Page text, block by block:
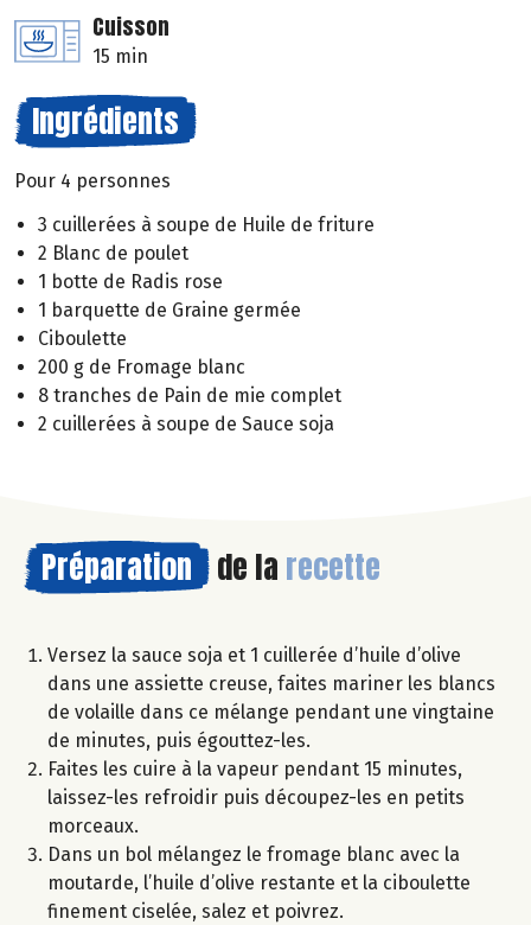
Cuisson
15 min
Ingrédients
Pour 4 personnes
3 cuillerées à soupe de Huile de friture
2 Blanc de poulet
1 botte de Radis rose
1 barquette de Graine germée
Ciboulette
200 g de Fromage blanc
8 tranches de Pain de mie complet
2 cuillerées à soupe de Sauce soja
Préparation de la recette
Versez la sauce soja et 1 cuillerée d’huile d’olive
dans une assiette creuse, faites mariner les blancs
de volaille dans ce mélange pendant une vingtaine
de minutes, puis égouttez-les.
Faites les cuire à la vapeur pendant 15 minutes,
laissez-les refroidir puis découpez-les en petits
morceaux.
Dans un bol mélangez le fromage blanc avec la
moutarde, l’huile d’olive restante et la ciboulette
finement ciselée, salez et poivrez.